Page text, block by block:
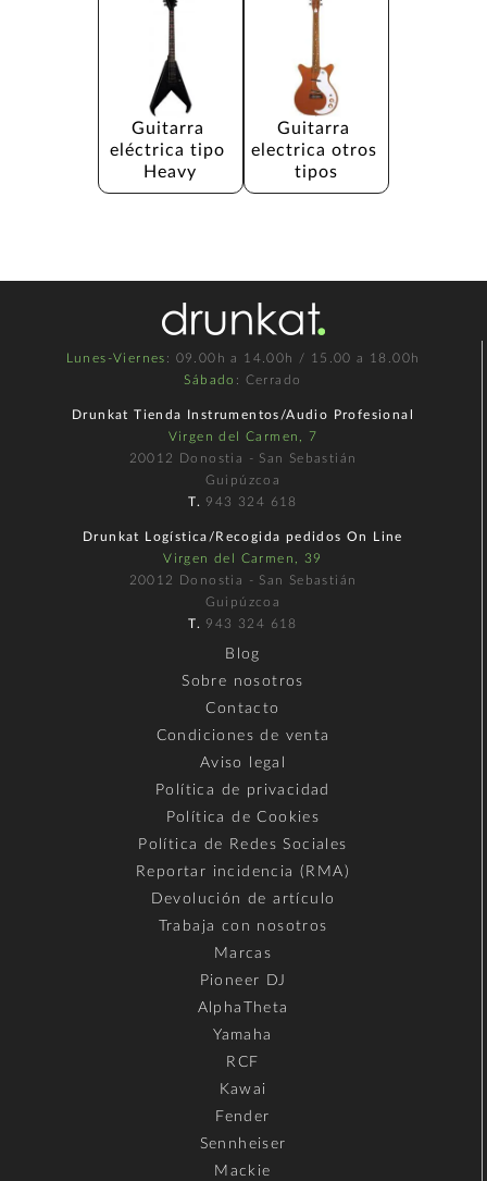
Guitarra
eléctrica tipo
Heavy
Guitarra
electrica otros
tipos
Lunes-Viernes : 09.00h a 14.00h / 15.00 a 18.00h
Sábado : Cerrado
Drunkat Tienda Instrumentos/Audio Profesional
Virgen del Carmen, 7
20012 Donostia - San Sebastián
Guipúzcoa
T. 943 324 618
Drunkat Logística/Recogida pedidos On Line
Virgen del Carmen, 39
20012 Donostia - San Sebastián
Guipúzcoa
T. 943 324 618
Blog
Sobre nosotros
Contacto
Condiciones de venta
Aviso legal
Política de privacidad
Política de Cookies
Política de Redes Sociales
Reportar incidencia (RMA)
Devolución de artículo
Trabaja con nosotros
Marcas
Pioneer DJ
AlphaTheta
Yamaha
RCF
Kawai
Fender
Sennheiser
Mackie